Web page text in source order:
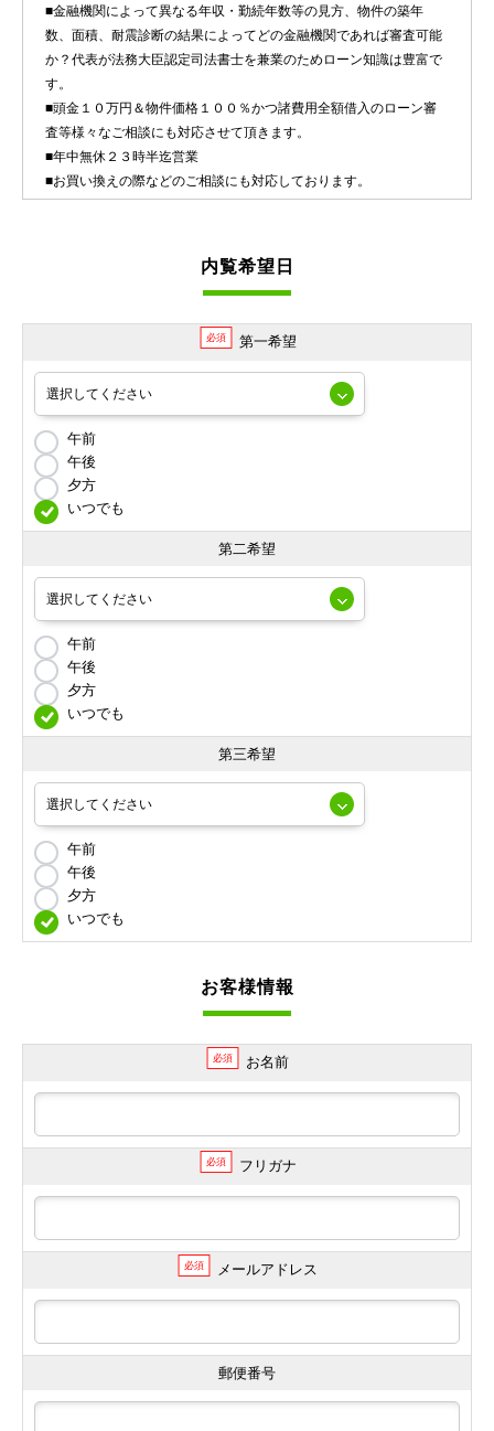
■金融機関によって異なる年収・勤続年数等の見方、物件の築年
数、面積、耐震診断の結果によってどの金融機関であれば審査可能
か？代表が法務大臣認定司法書士を兼業のためローン知識は豊富で
す。
■頭金１０万円＆物件価格１００％かつ諸費用全額借入のローン審
査等様々なご相談にも対応させて頂きます。
■年中無休２３時半迄営業
■お買い換えの際などのご相談にも対応しております。
内覧希望日
必須 第一希望
午前
午後
夕方
いつでも
第二希望
午前
午後
夕方
いつでも
第三希望
午前
午後
夕方
いつでも
お客様情報
必須 お名前
必須 フリガナ
必須 メールアドレス
郵便番号